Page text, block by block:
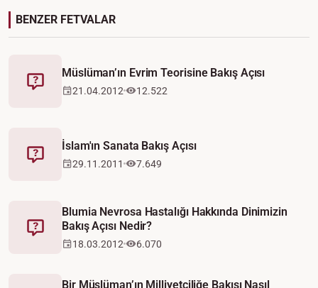
BENZER FETVALAR
Fetva
Müslüman’ın Evrim Teorisine Bakış Açısı
21.04.2012 12.522
Fetva
İslam'ın Sanata Bakış Açısı
29.11.2011 7.649
Fetva
Blumia Nevrosa Hastalığı Hakkında Dinimizin
Bakış Açısı Nedir?
18.03.2012 6.070
Bir Müslüman’ın Milliyetçiliğe Bakışı Nasıl